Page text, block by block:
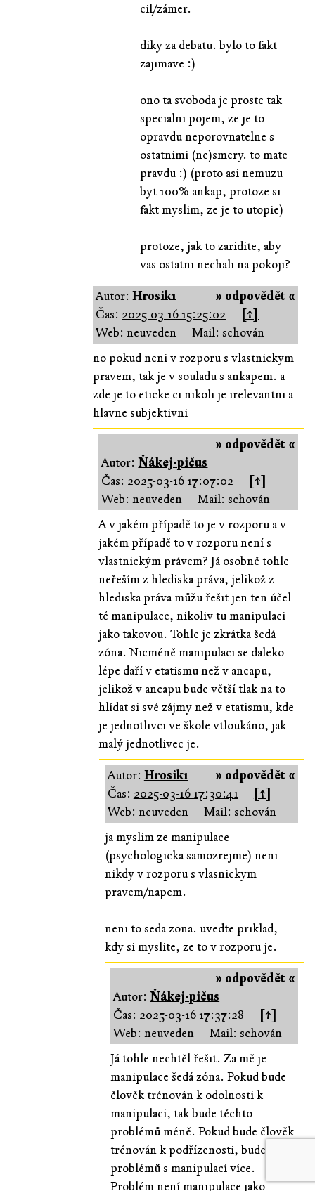
cil/zámer.
diky za debatu. bylo to fakt
zajimave :)
ono ta svoboda je proste tak
specialni pojem, ze je to
opravdu neporovnatelne s
ostatnimi (ne)smery. to mate
pravdu :) (proto asi nemuzu
byt 100% ankap, protoze si
fakt myslim, ze je to utopie)
protoze, jak to zaridite, aby
vas ostatni nechali na pokoji?
» odpovědět «
Autor:Hrosik1
Čas: 2025-03-16 15:25:02
[↑]
Web: neuveden
Mail: schován
no pokud neni v rozporu s vlastnickym
pravem, tak je v souladu s ankapem. a
zde je to eticke ci nikoli je irelevantni a
hlavne subjektivni
» odpovědět «
Autor:Ňákej-pičus
Čas: 2025-03-16 17:07:02
[↑]
Web: neuveden
Mail: schován
A v jakém případě to je v rozporu a v
jakém případě to v rozporu není s
vlastnickým právem? Já osobně tohle
neřeším z hlediska práva, jelikož z
hlediska práva můžu řešit jen ten účel
té manipulace, nikoliv tu manipulaci
jako takovou. Tohle je zkrátka šedá
zóna. Nicméně manipulaci se daleko
lépe daří v etatismu než v ancapu,
jelikož v ancapu bude větší tlak na to
hlídat si své zájmy než v etatismu, kde
je jednotlivci ve škole vtloukáno, jak
malý jednotlivec je.
» odpovědět «
Autor: Hrosik1
Čas: 2025-03-16 17:30:41
[↑]
Web: neuveden
Mail: schován
ja myslim ze manipulace
(psychologicka samozrejme) neni
nikdy v rozporu s vlasnickym
pravem/napem.
neni to seda zona. uvedte priklad,
kdy si myslite, ze to v rozporu je.
» odpovědět «
Autor:Ňákej-pičus
Čas: 2025-03-16 17:37:28
[↑]
Web: neuveden
Mail: schován
Já tohle nechtěl řešit. Za mě je
manipulace šedá zóna. Pokud bude
člověk trénován k odolnosti k
manipulaci, tak bude těchto
problémů méně. Pokud bude člověk
trénován k podřízenosti, bude
problémů s manipulací více.
Problém není manipulace jako